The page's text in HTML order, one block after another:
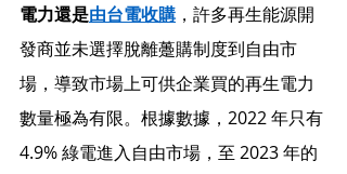
電力還是由台電收購 ，許多再生能源開
發商並未選擇脫離躉購制度到自由市
場，導致市場上可供企業買的再生電力
數量極為有限。根據數據，2022 年只有
4.9% 綠電進入自由市場，至 2023 年的